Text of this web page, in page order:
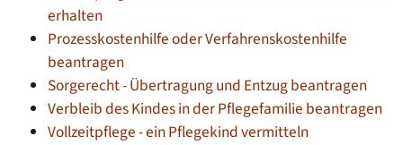
erhalten
Prozesskostenhilfe oder Verfahrenskostenhilfe
beantragen
Sorgerecht - Übertragung und Entzug beantragen
Verbleib des Kindes in der Pflegefamilie beantragen
Vollzeitpflege - ein Pflegekind vermitteln